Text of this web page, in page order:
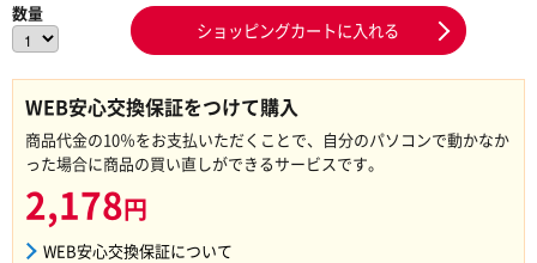
数量
ショッピングカートに入れる
WEB安心交換保証をつけて購入
商品代金の10％をお支払いただくことで、自分のパソコンで動かなか
った場合に商品の買い直しができるサービスです。
2,178円
WEB安心交換保証について